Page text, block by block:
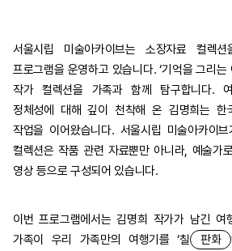
서울시립 미술아카이브는 소장자료 컬렉
프로그램을 운영하고 있습니다. ‘기억을 그리는
작가 컬렉션을 가족과 함께 탐구합니다.
정체성에 대해 깊이 천착해 온 김명희는 한
작업을 이어왔습니다. 서울시립 미술아카이
컬렉션은 작품 관련 자료뿐만 아니라, 예술가
영상 등으로 구성되어 있습니다.
이번 프로그램에서는 김명희 작가가 남긴 여
가족이 우리 가족만의 여행기를 ‘칠
판화